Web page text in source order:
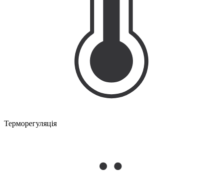
Терморегуляція